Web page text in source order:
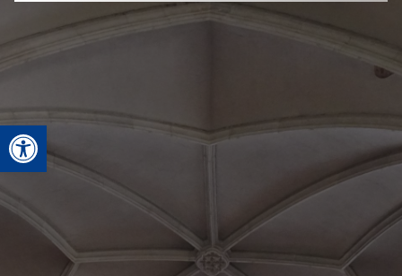
Deschide bara de unelte